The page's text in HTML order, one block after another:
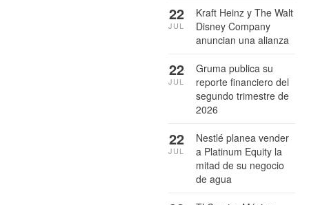
Kraft Heinz y The Walt
Disney Company
anuncian una alianza
22
JUL
Gruma publica su
reporte financiero del
segundo trimestre de
2026
22
JUL
Nestlé planea vender
a Platinum Equity la
mitad de su negocio
de agua
22
JUL